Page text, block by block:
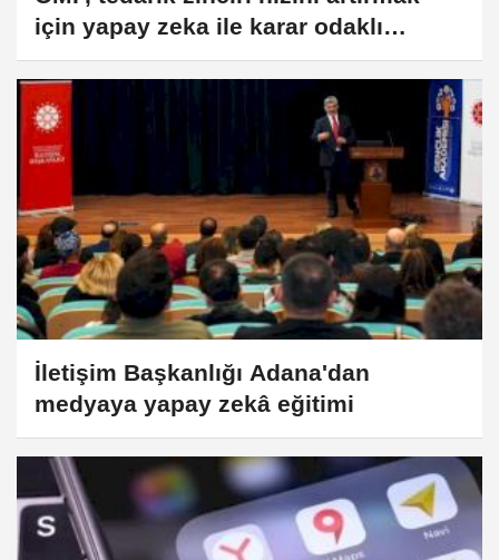
için yapay zeka ile karar odaklı
planlama süreçlerini hızlandırıyor
İletişim Başkanlığı Adana'dan
medyaya yapay zekâ eğitimi